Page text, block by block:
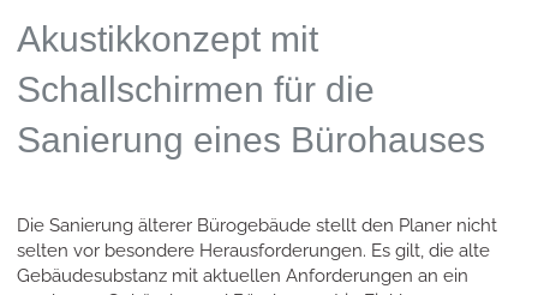
Akustikkonzept mit
Schallschirmen für die
Sanierung eines Bürohauses
Die Sanierung älterer Bürogebäude stellt den Planer nicht
selten vor besondere Herausforderungen. Es gilt, die alte
Gebäudesubstanz mit aktuellen Anforderungen an ein